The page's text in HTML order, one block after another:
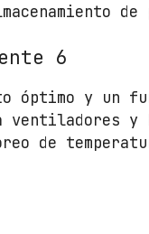
de
6
óptimo y un
y
de